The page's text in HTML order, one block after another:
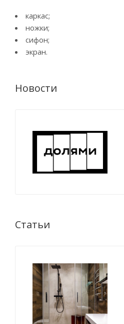
каркас;
ножки;
сифон;
экран.
Новости
Статьи